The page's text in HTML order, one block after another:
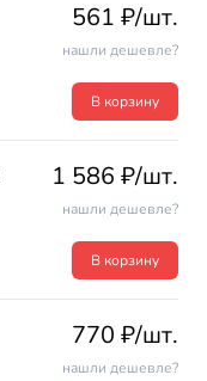
561 ₽/шт.
нашли дешевле?
В корзину
1 586 ₽/шт.
нашли дешевле?
В корзину
770 ₽/шт.
нашли дешевле?